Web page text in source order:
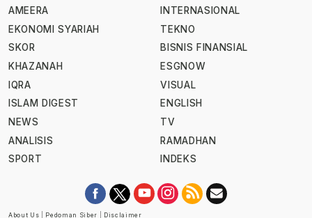
AMEERA
EKONOMI SYARIAH
SKOR
KHAZANAH
IQRA
ISLAM DIGEST
NEWS
ANALISIS
SPORT
INTERNASIONAL
TEKNO
BISNIS FINANSIAL
ESGNOW
VISUAL
ENGLISH
TV
RAMADHAN
INDEKS
About Us Pedoman Siber Disclaimer